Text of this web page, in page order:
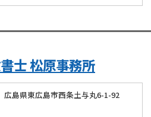
士 松原事務所
広島県東広島市西条土与丸6-1-92